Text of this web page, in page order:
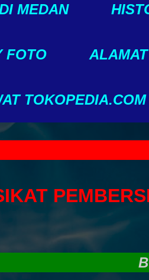
MEDAN
FOTO
TOKOPEDIA.COM